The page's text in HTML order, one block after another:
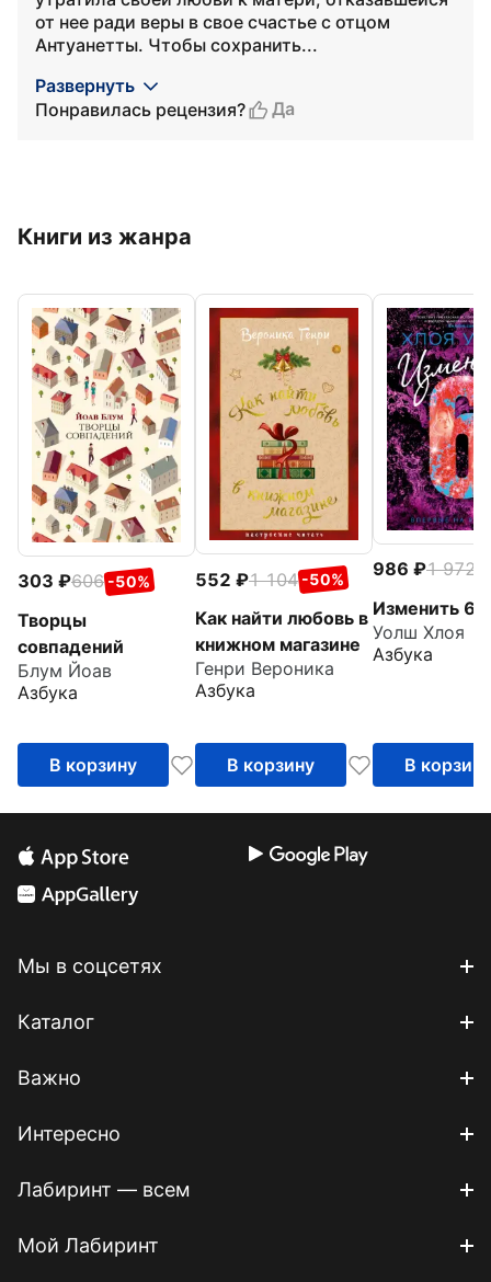
от нее ради веры в свое счастье с отцом
Антуанетты. Чтобы сохранить...
Развернуть
Понравилась рецензия?
Да
Книги из жанра
303 606 -50%
Творцы
совпадений
Блум Йоав
Азбука
В корзину
552 1 104 -50%
Как найти любовь в
книжном магазине
Генри Вероника
Азбука
В корзину
986 1 972
Изменить 6-
Уолш Хлоя
Азбука
В корзину
Мы в соцсетях
Каталог
Важно
Интересно
Лабиринт — всем
Мой Лабиринт